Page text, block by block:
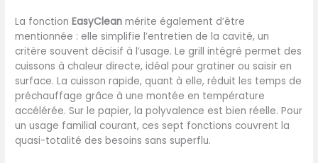
cuisson. Puissance de 2600
W : prépare toutes sortes
de recettes grâce à son
énorme puissance.
La fonctionEasyClean mérite également d’être
mentionnée : elle simplifie l’entretien de la cavité, un
critère souvent décisif à l’usage. Le grill intégré permet des
cuissons à chaleur directe, idéal pour gratiner ou saisir en
surface. La cuisson rapide, quant à elle, réduit les temps de
préchauffage grâce à une montée en température
accélérée. Sur le papier, la polyvalence est bien réelle. Pour
un usage familial courant, ces sept fonctions couvrent la
quasi-totalité des besoins sans superflu.